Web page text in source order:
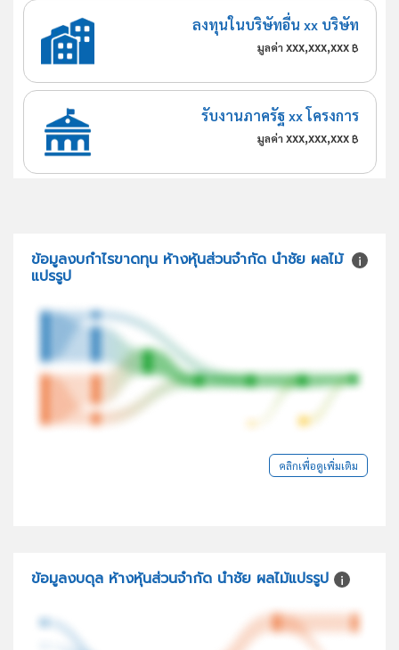
ลงทุนในบริษัทอื่น xx บริษัท
มูลค่า xxx,xxx,xxx ฿
รับงานภาครัฐ xx โครงการ
มูลค่า xxx,xxx,xxx ฿
ข้อมูลงบกำไรขาดทุน ห้างหุ้นส่วนจำกัด นำชัย ผลไม้
แปรรูป
คลิกเพื่อดูเพิ่มเติม
ข้อมูลงบดุล ห้างหุ้นส่วนจำกัด นำชัย ผลไม้แปรรูป